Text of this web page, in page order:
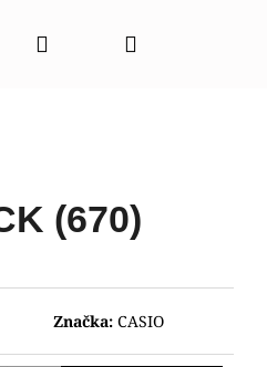
Kontakty
PřihlášeníNákupní
(670)
Značka:CASIO